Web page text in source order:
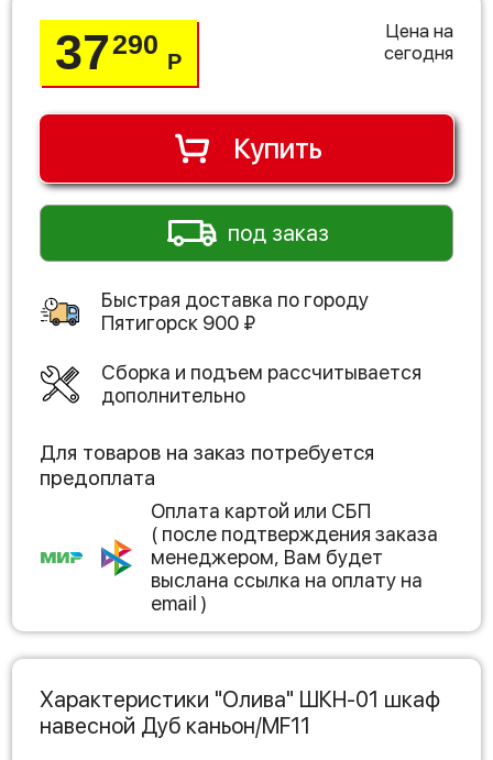
37290
Р
Цена на
сегодня
Купить
под заказ
Быстрая доставка по городу
Пятигорск 900 ₽
Сборка и подъем рассчитывается
дополнительно
Для товаров на заказ потребуется
предоплата
Оплата картой или СБП
( после подтверждения заказа
менеджером, Вам будет
выслана ссылка на оплату на
email )
Характеристики "Олива" ШКН-01 шкаф
навесной Дуб каньон/MF11